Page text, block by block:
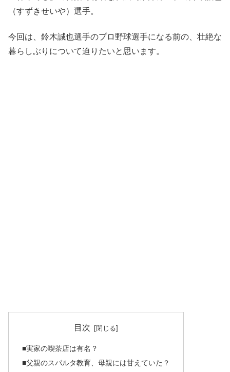
（すずきせいや）選手。
今回は、鈴木誠也選手のプロ野球選手になる前の、壮絶な
暮らしぶりについて迫りたいと思います。
目次
■実家の喫茶店は有名？
■父親のスパルタ教育、母親には甘えていた？